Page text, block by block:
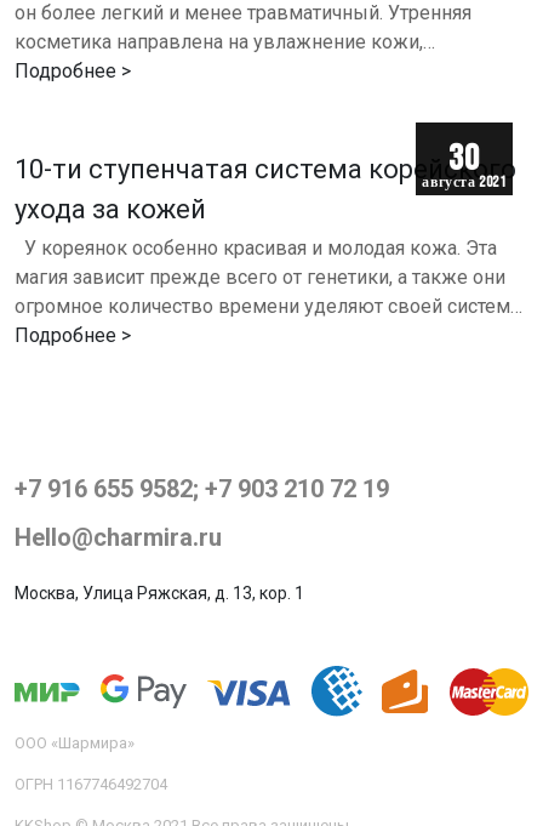
он более легкий и менее травматичный. Утренняя
косметика направлена на увлажнение кожи,
подготавливая ее к нанесению макияжа. Все
Подробнее >
30
августа 2021
10-ти ступенчатая система корейского
ухода за кожей
У кореянок особенно красивая и молодая кожа. Эта
магия зависит прежде всего от генетики, а также они
огромное количество времени уделяют своей системе
ухода, которая основывается на одном правиле -…
Подробнее >
+7 916 655 9582; +7 903 210 72 19
Hello@charmira.ru
Москва, Улица Ряжская, д. 13, кор. 1
ООО «Шармира»
ОГРН 1167746492704